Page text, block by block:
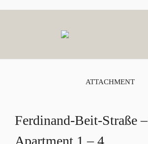
ATTACHMENT
Ferdinand-Beit-Straße –
Apartment 1 – 4